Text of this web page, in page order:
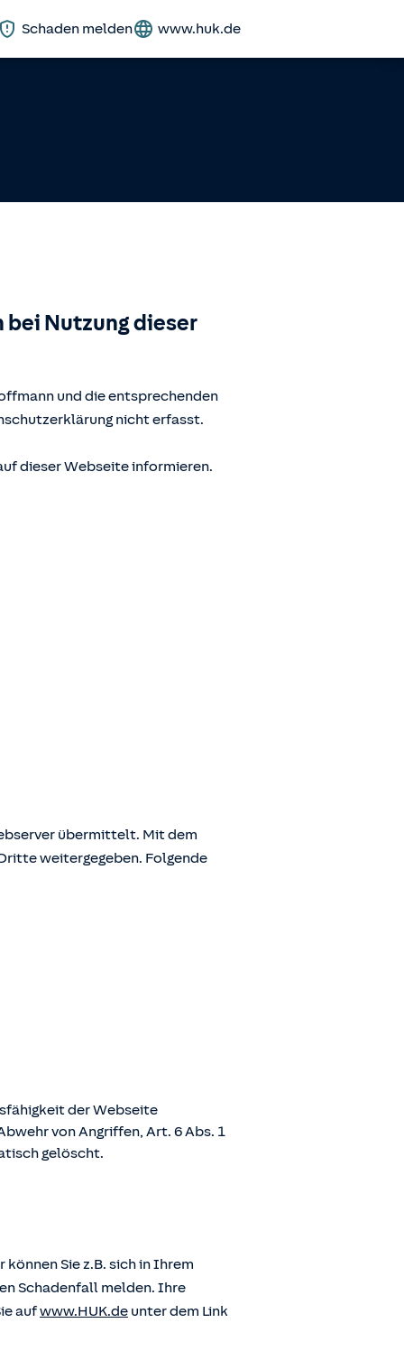
Schaden melden www.huk.de
Nutzung dieser
und die entsprechenden
nicht erfasst.
dieser Webseite informieren.
übermittelt. Mit dem
weitergegeben. Folgende
der Webseite
von Angriffen, Art. 6 Abs. 1
gelöscht.
Sie z.B. sich in Ihrem
Schadenfall melden. Ihre
aufwww.HUK.de unter dem Link